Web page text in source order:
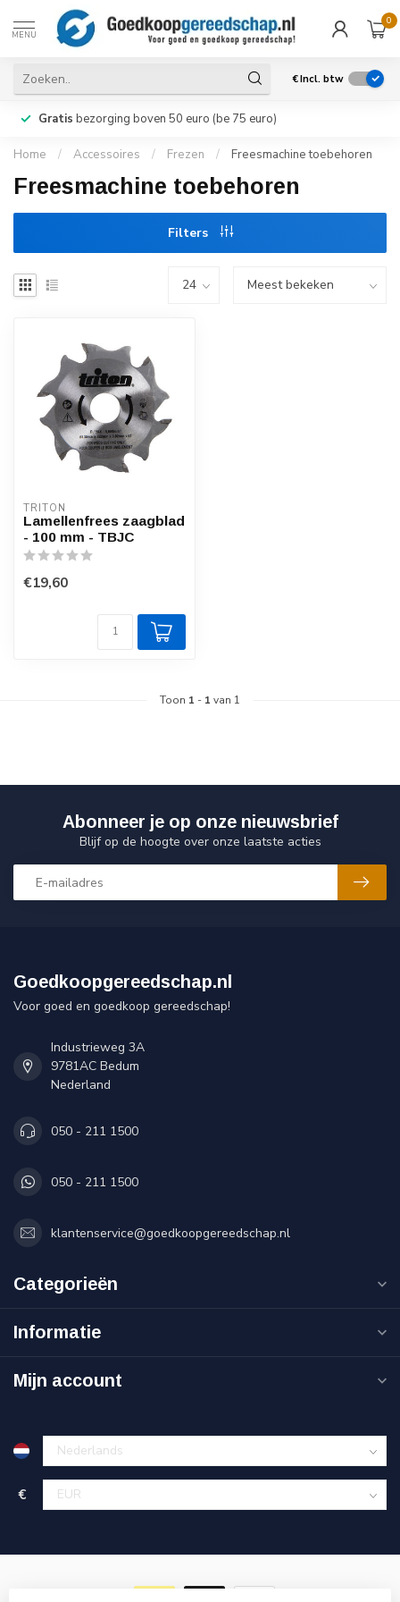
MENU
0
€Incl. btw
Gratis bezorging boven 50 euro (be 75 euro)
Home / Accessoires / Frezen / Freesmachine toebehoren
Freesmachine toebehoren
Filters
TRITON
Lamellenfrees zaagblad
- 100 mm - TBJC
€19,60
Toon 1 - 1 van 1
Abonneer je op onze nieuwsbrief
Blijf op de hoogte over onze laatste acties
Goedkoopgereedschap.nl
Voor goed en goedkoop gereedschap!
Industrieweg 3A
9781AC Bedum
Nederland
050 - 211 1500
050 - 211 1500
klantenservice@goedkoopgereedschap.nl
Categorieën
Informatie
Mijn account
€